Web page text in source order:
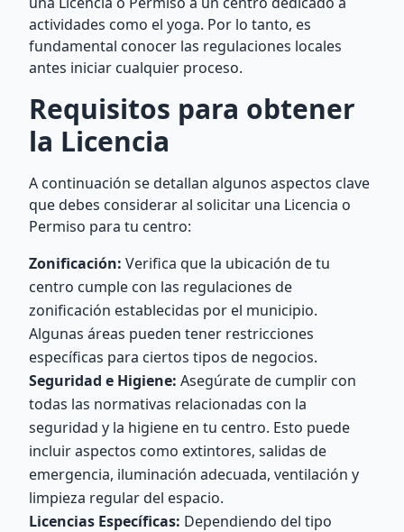
actividades como el yoga. Por lo tanto, es
fundamental conocer las regulaciones locales
antes iniciar cualquier proceso.
Requisitos para obtener
la Licencia
A continuación se detallan algunos aspectos clave
que debes considerar al solicitar una Licencia o
Permiso para tu centro:
Zonificación: Verifica que la ubicación de tu
centro cumple con las regulaciones de
zonificación establecidas por el municipio.
Algunas áreas pueden tener restricciones
específicas para ciertos tipos de negocios.
Seguridad e Higiene: Asegúrate de cumplir con
todas las normativas relacionadas con la
seguridad y la higiene en tu centro. Esto puede
incluir aspectos como extintores, salidas de
emergencia, iluminación adecuada, ventilación y
limpieza regular del espacio.
Licencias Específicas: Dependiendo del tipo